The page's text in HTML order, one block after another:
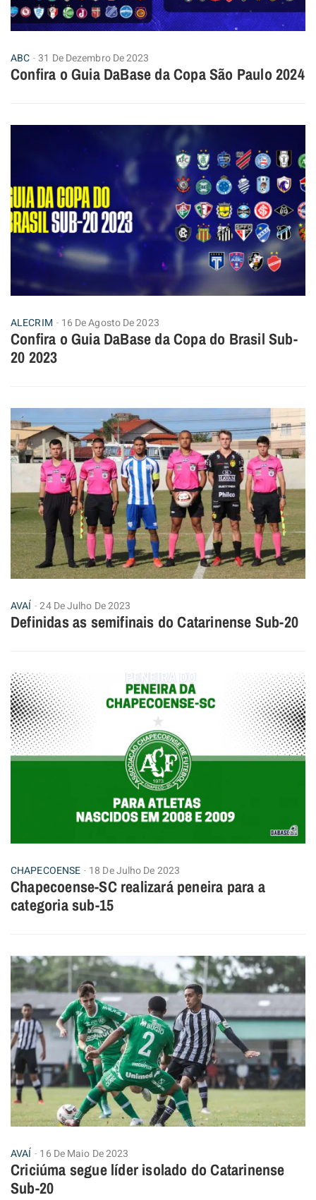
ABC 31 De Dezembro De 2023
Confira o Guia DaBase da Copa São Paulo 2024
ALECRIM 16 De Agosto De 2023
Confira o Guia DaBase da Copa do Brasil Sub-
20 2023
AVAÍ 24 De Julho De 2023
Definidas as semifinais do Catarinense Sub-20
CHAPECOENSE 18 De Julho De 2023
Chapecoense-SC realizará peneira para a
categoria sub-15
AVAÍ 16 De Maio De 2023
Criciúma segue líder isolado do Catarinense
Sub-20